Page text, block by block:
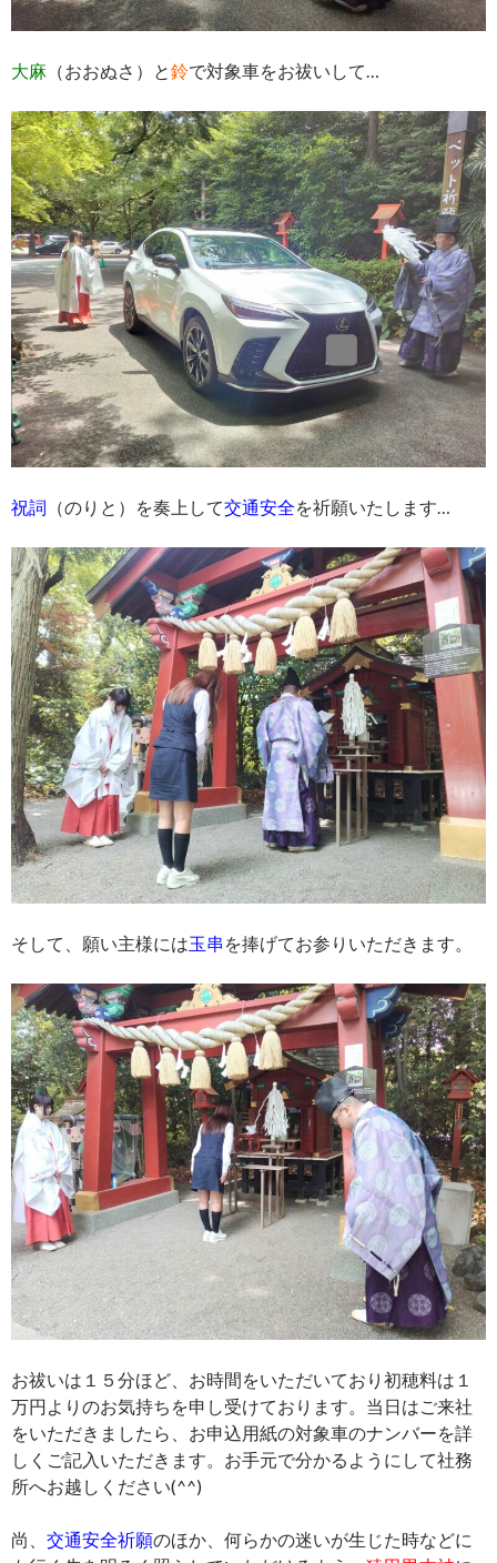
大麻 （おおぬさ）と鈴で対象車をお祓いして…
祝詞 （のりと）を奏上して交通安全を祈願いたします…
そして、願い主様には玉串 を捧げてお参りいただきます。
お祓いは１５分ほど、お時間をいただいており初穂料は１
万円よりのお気持ちを申し受けております。当日はご来社
をいただきましたら、お申込用紙の対象車のナンバーを詳
しくご記入いただきます。お手元で分かるようにして社務
所へお越しください(^^)
尚、 交通安全祈願のほか、何らかの迷いが生じた時などに